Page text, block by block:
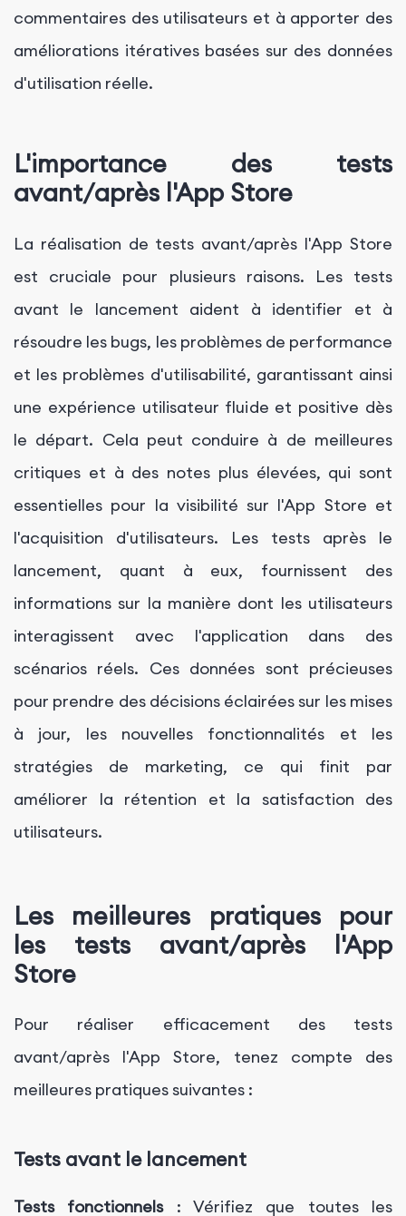
commentaires des utilisateurs et à apporter des
améliorations itératives basées sur des données
d'utilisation réelle.
L'importance des tests
avant/après l'App Store
La réalisation de tests avant/après l'App Store
est cruciale pour plusieurs raisons. Les tests
avant le lancement aident à identifier et à
résoudre les bugs, les problèmes de performance
et les problèmes d'utilisabilité, garantissant ainsi
une expérience utilisateur fluide et positive dès
le départ. Cela peut conduire à de meilleures
critiques et à des notes plus élevées, qui sont
essentielles pour la visibilité sur l'App Store et
l'acquisition d'utilisateurs. Les tests après le
lancement, quant à eux, fournissent des
informations sur la manière dont les utilisateurs
interagissent avec l'application dans des
scénarios réels. Ces données sont précieuses
pour prendre des décisions éclairées sur les mises
à jour, les nouvelles fonctionnalités et les
stratégies de marketing, ce qui finit par
améliorer la rétention et la satisfaction des
utilisateurs.
Les meilleures pratiques pour
les tests avant/après l'App
Store
Pour réaliser efficacement des tests
avant/après l'App Store, tenez compte des
meilleures pratiques suivantes :
Tests avant le lancement
Tests fonctionnels: Vérifiez que toutes les